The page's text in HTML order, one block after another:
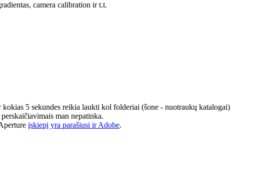
camera calibration ir t.t.
5 sekundes reikia laukti kol folderiai (šone - nuotraukų katalogai)
man nepatinka.
įskiepį yra parašiusi ir Adobe.